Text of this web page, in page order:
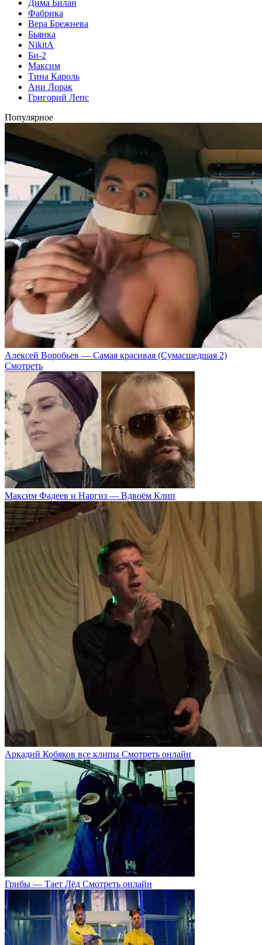
Дима Билан
Фабрика
Вера Брежнева
Бьянка
NikitA
Би-2
Максим
Тина Кароль
Ани Лорак
Григорий Лепс
Популярное
Алексей Воробьев — Самая красивая (Сумасшедшая 2)
Смотреть
Максим Фадеев и Наргиз — Вдвоём Клип
Аркадий Кобяков все клипы Смотреть онлайн
Грибы — Тает Лёд Смотреть онлайн